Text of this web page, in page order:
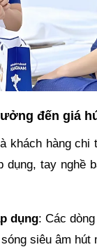
đến giá
khách hàng chi
dụng, tay nghề
dụng: Các
siêu âm hút